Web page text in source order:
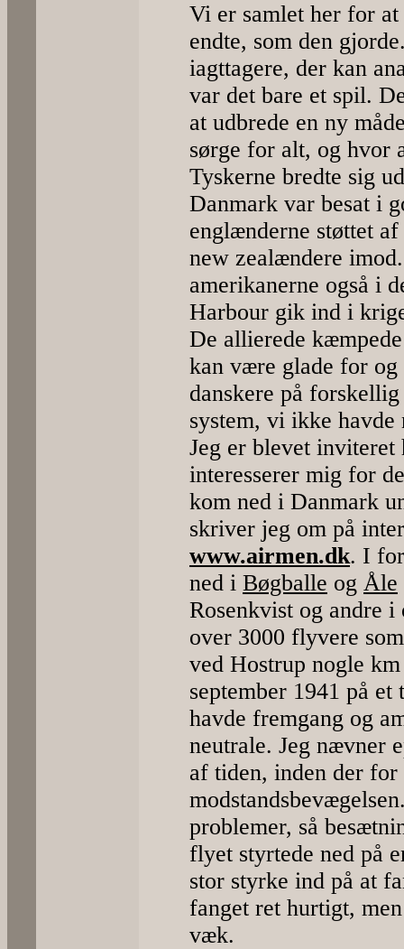
Vi er samlet her for
endte, som den
iagttagere, der kan
var det bare et spil.
at udbrede en ny
sørge for alt, og hvor
Tyskerne bredte sig
Danmark var besat i
englænderne støttet
new zealændere
amerikanerne også i
Harbour gik ind i
De allierede
kan være glade for og
danskere på
system, vi ikke
Jeg er blevet
interesserer mig for
kom ned i Danmark
skriver jeg om på
www.airmen.dk. I
ned i Bøgballe og Åle
Rosenkvist og andre
over 3000 flyvere
ved Hostrup nogle
september 1941 på
havde fremgang og
neutrale. Jeg nævner
af tiden, inden der
problemer, så
flyet styrtede ned på
stor styrke ind på at
fanget ret hurtigt,
væk.